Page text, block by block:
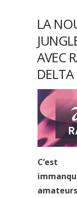
LA
AVEC